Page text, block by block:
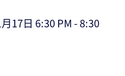
17日 6:30 PM - 8:30